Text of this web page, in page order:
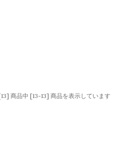
商品中 [13-13] 商品を表示しています